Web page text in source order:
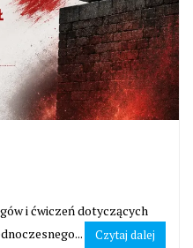
i ćwiczeń dotyczących
Czytaj dalej